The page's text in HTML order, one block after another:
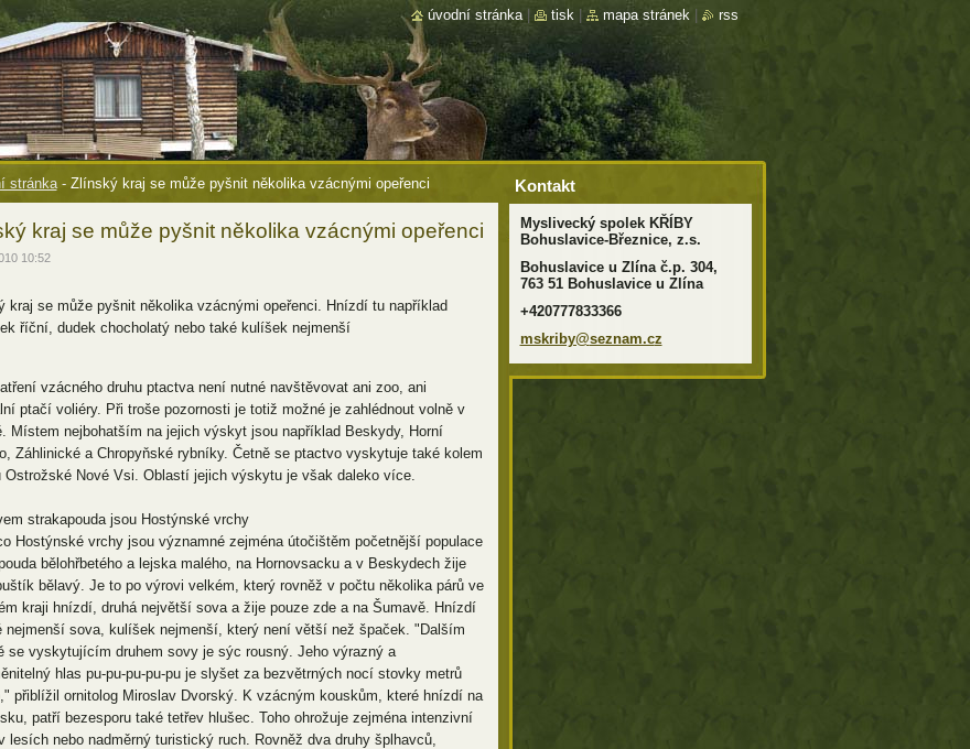
stránka - Zlínský kraj se může pyšnit několika vzácnými opeřenci
kraj se může pyšnit několika vzácnými opeřenci
10:52
kraj se může pyšnit několika vzácnými opeřenci. Hnízdí tu například
říční, dudek chocholatý nebo také kulíšek nejmenší
vzácného druhu ptactva není nutné navštěvovat ani zoo, ani
ptačí voliéry. Při troše pozornosti je totiž možné je zahlédnout volně v
Místem nejbohatším na jejich výskyt jsou například Beskydy, Horní
Záhlinické a Chropyňské rybníky. Četně se ptactvo vyskytuje také kolem
Ostrožské Nové Vsi. Oblastí jejich výskytu je však daleko více.
strakapouda jsou Hostýnské vrchy
Hostýnské vrchy jsou významné zejména útočištěm početnější populace
bělohřbetého a lejska malého, na Hornovsacku a v Beskydech žije
bělavý. Je to po výrovi velkém, který rovněž v počtu několika párů ve
kraji hnízdí, druhá největší sova a žije pouze zde a na Šumavě. Hnízdí
nejmenší sova, kulíšek nejmenší, který není větší než špaček. "Dalším
se vyskytujícím druhem sovy je sýc rousný. Jeho výrazný a
hlas pu-pu-pu-pu-pu je slyšet za bezvětrných nocí stovky metrů
přiblížil ornitolog Miroslav Dvorský. K vzácným kouskům, které hnízdí na
patří bezesporu také tetřev hlušec. Toho ohrožuje zejména intenzivní
lesích nebo nadměrný turistický ruch. Rovněž dva druhy šplhavců,
Kontakt
Myslivecký spolek KŘÍBY
Bohuslavice-Březnice, z.s.
Bohuslavice u Zlína č.p. 304,
763 51 Bohuslavice u Zlína
+420777833366
mskriby@seznam.cz
úvodní stránka tisk mapa stránek rss